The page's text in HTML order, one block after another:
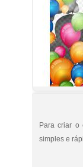
Para criar o
simples e